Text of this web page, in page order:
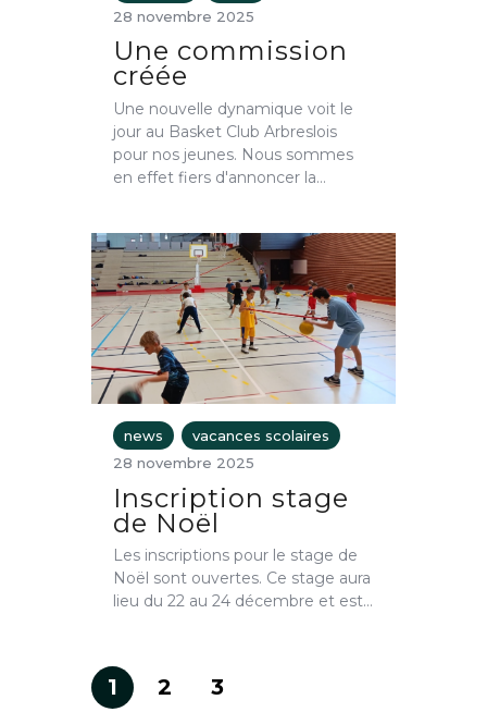
28 novembre 2025
Une commission
créée
Une nouvelle dynamique voit le
jour au Basket Club Arbreslois
pour nos jeunes. Nous sommes
en effet fiers d'annoncer la…
news
vacances scolaires
28 novembre 2025
Inscription stage
de Noël
Les inscriptions pour le stage de
Noël sont ouvertes. Ce stage aura
lieu du 22 au 24 décembre et est…
1 2 3